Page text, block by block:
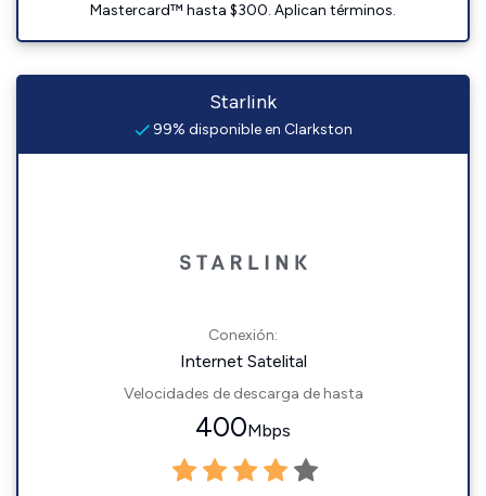
Mastercard™ hasta $300. Aplican términos.
Starlink
99% disponible en Clarkston
Conexión:
Internet Satelital
Velocidades de descarga de hasta
400Mbps